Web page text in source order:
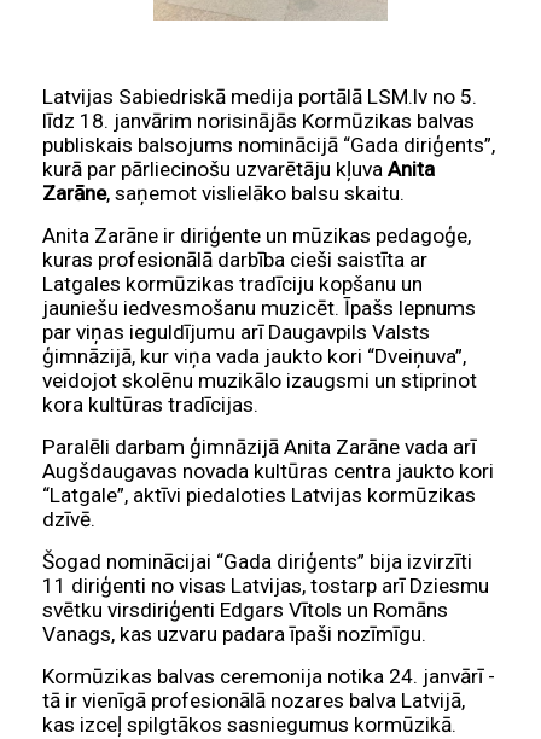
Latvijas Sabiedriskā medija portālā LSM.lv no 5.
līdz 18. janvārim norisinājās Kormūzikas balvas
publiskais balsojums nominācijā “Gada diriģents”,
kurā par pārliecinošu uzvarētāju kļuva Anita
Zarāne, saņemot vislielāko balsu skaitu.
Anita Zarāne ir diriģente un mūzikas pedagoģe,
kuras profesionālā darbība cieši saistīta ar
Latgales kormūzikas tradīciju kopšanu un
jauniešu iedvesmošanu muzicēt. Īpašs lepnums
par viņas ieguldījumu arī Daugavpils Valsts
ģimnāzijā, kur viņa vada jaukto kori “Dveiņuva”,
veidojot skolēnu muzikālo izaugsmi un stiprinot
kora kultūras tradīcijas.
Paralēli darbam ģimnāzijā Anita Zarāne vada arī
Augšdaugavas novada kultūras centra jaukto kori
“Latgale”, aktīvi piedaloties Latvijas kormūzikas
dzīvē.
Šogad nominācijai “Gada diriģents” bija izvirzīti
11 diriģenti no visas Latvijas, tostarp arī Dziesmu
svētku virsdiriģenti Edgars Vītols un Romāns
Vanags, kas uzvaru padara īpaši nozīmīgu.
Kormūzikas balvas ceremonija notika 24. janvārī -
tā ir vienīgā profesionālā nozares balva Latvijā,
kas izceļ spilgtākos sasniegumus kormūzikā.